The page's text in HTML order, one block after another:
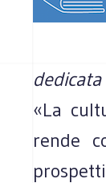
«La
rende